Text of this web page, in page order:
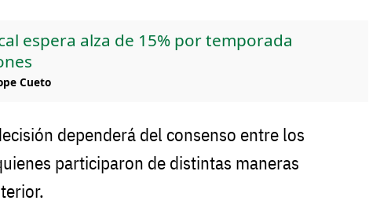
espera alza de 15% por temporada
Cueto
dependerá del consenso entre los
participaron de distintas maneras